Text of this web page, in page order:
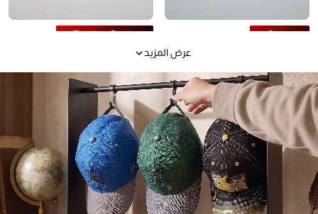
Coins
Trading Cards
عرض المزيد